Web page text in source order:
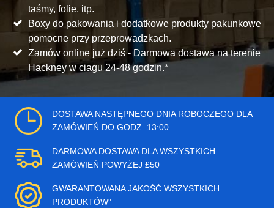
taśmy, folie, itp.
Boxy do pakowania i dodatkowe produkty pakunkowe
pomocne przy przeprowadzkach.
Zamów online już dziś - Darmowa dostawa na terenie
Hackney w ciagu 24-48 godzin.*
DOSTAWA NASTĘPNEGO DNIA ROBOCZEGO DLA
ZAMÓWIEŃ DO GODZ. 13:00
DARMOWA DOSTAWA DLA WSZYSTKICH
ZAMÓWIEŃ POWYŻEJ £50
GWARANTOWANA JAKOŚĆ WSZYSTKICH
PRODUKTÓW"